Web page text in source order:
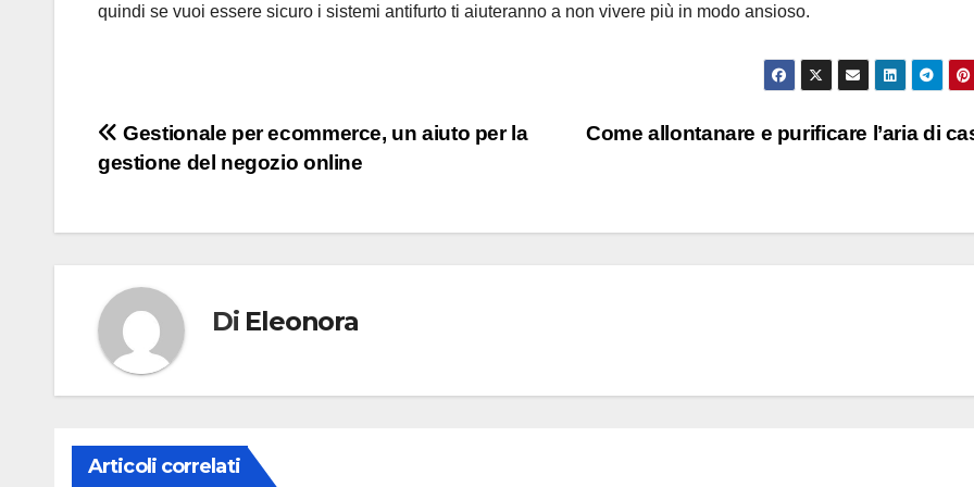
quindi se vuoi essere sicuro i sistemi antifurto ti aiuteranno a non vivere più in modo ansioso.
Navigazione
articoli
Come allontanare e purificare l’aria di
Gestionale per ecommerce, un aiuto per la
gestione del negozio online
Di Eleonora
Articoli correlati